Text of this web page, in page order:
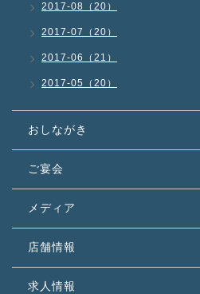
2017-08（20）
2017-07（20）
2017-06（21）
2017-05（20）
おしながき
ご宴会
メディア
店舗情報
求人情報